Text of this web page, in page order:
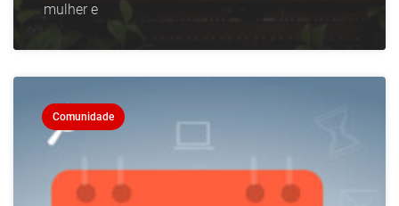
mulher e
Comunidade